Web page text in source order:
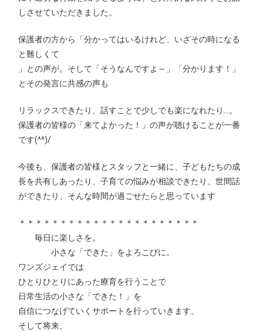
しさせていただきました。
保護者の方から「分かってはいるけれど、いざその時になる
と難しくて
」との声が。そして「そうなんですよ～」「分かります！」
とその発言に共感の声も
リラックスできたり、話すことで少しでも楽になれたり…。
保護者の皆様の「来てよかった！」の声が聴けることが一番
です(^^)/
今後も、保護者の皆様とスタッフと一緒に、子どもたちの成
長を共有しあったり、子育ての悩みが相談できたり、世間話
ができたり、そんな時間が過ごせたらと思っています
＊＊＊＊＊＊＊＊＊＊＊＊＊＊＊＊＊＊＊＊＊＊
毎日に楽しさを。
小さな「できた」をよろこびに。
ワンズジェイでは
ひとりひとりにあった療育を行うことで
日常生活の小さな「できた！」を
自信につなげていくサポートを行っていきます。
そして将来、